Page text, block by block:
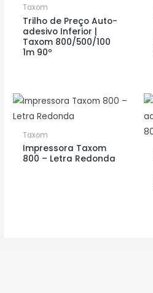
Taxom
Trilho de Preço Auto-
adesivo Inferior |
Taxom 800/500/100
1m 90º
Taxom
Impressora Taxom
800 – Letra Redonda